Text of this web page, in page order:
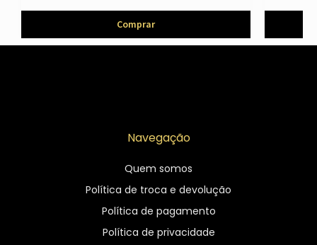
Comprar
Navegação
Quem somos
Política de troca e devolução
Política de pagamento
Política de privacidade